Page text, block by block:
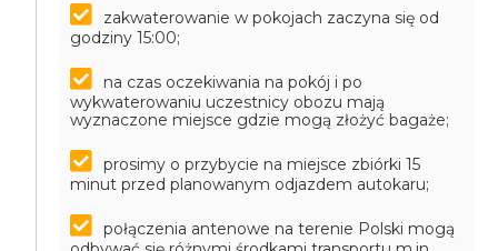
zakwaterowanie w pokojach zaczyna się od
godziny 15:00;
na czas oczekiwania na pokój i po
wykwaterowaniu uczestnicy obozu mają
wyznaczone miejsce gdzie mogą złożyć bagaże;
prosimy o przybycie na miejsce zbiórki 15
minut przed planowanym odjazdem autokaru;
połączenia antenowe na terenie Polski mogą